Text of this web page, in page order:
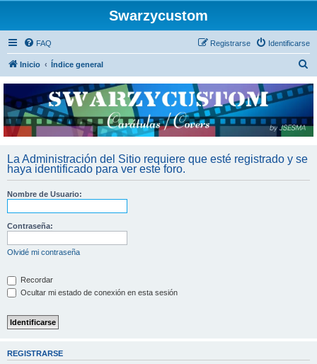
Swarzycustom
FAQ Identificarse
Registrarse
Inicio Índice general
c
La Administración del Sitio requiere que esté registrado y se
haya identificado para ver este foro.
Nombre de Usuario:
Contraseña:
Olvidé mi contraseña
Recordar
Ocultar mi estado de conexión en esta sesión
REGISTRARSE